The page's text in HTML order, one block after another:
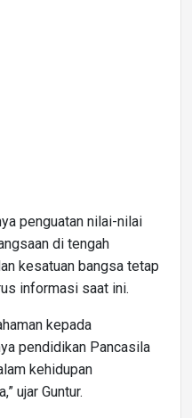
penguatan nilai-nilai
di tengah
kesatuan bangsa tetap
informasi saat ini.
kepada
pendidikan Pancasila
kehidupan
ujar Guntur.